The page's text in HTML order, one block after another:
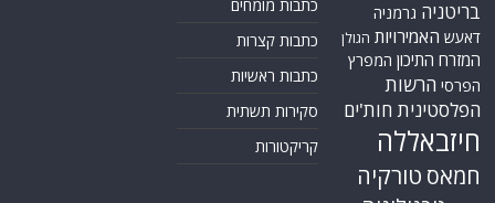
בריטניה גרמניה
דאעש האמירויות הגולן
המזרח התיכון המפרץ
הפרסי הרשות
הפלסטינית חות'ים
חיזבאללה
חמאס טורקיה
כתבות מומחים
כתבות קצרות
כתבות ראשיות
סקירות תשתית
קריקטורות